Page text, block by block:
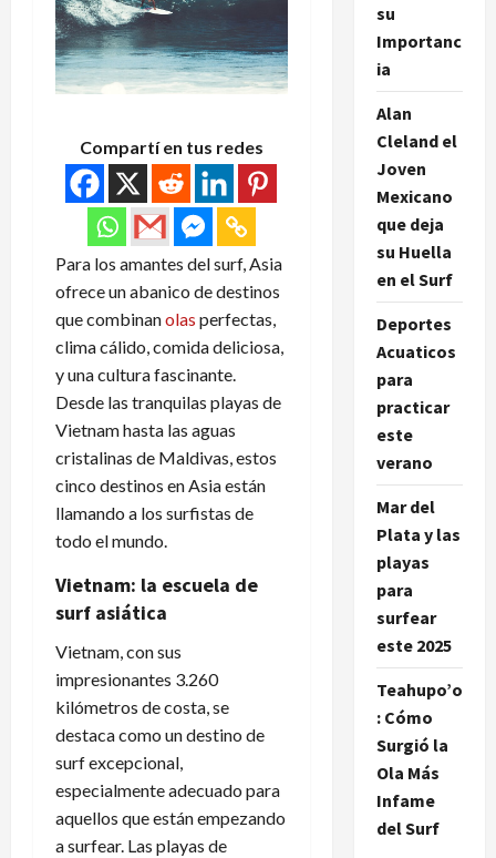
Compartí en tus redes
Para los amantes del surf, Asia
ofrece un abanico de destinos
que combinanolas perfectas,
clima cálido, comida deliciosa,
y una cultura fascinante.
Desde las tranquilas playas de
Vietnam hasta las aguas
cristalinas de Maldivas, estos
cinco destinos en Asia están
llamando a los surfistas de
todo el mundo.
Vietnam: la escuela de
surf asiática
Vietnam, con sus
impresionantes 3.260
kilómetros de costa, se
destaca como un destino de
surf excepcional,
especialmente adecuado para
aquellos que están empezando
a surfear. Las playas de
su
Importanc
ia
Alan
Cleland el
Joven
Mexicano
que deja
su Huella
en el Surf
Deportes
Acuaticos
para
practicar
este
verano
Mar del
Plata y las
playas
para
surfear
este 2025
Teahupo’o
: Cómo
Surgió la
Ola Más
Infame
del Surf